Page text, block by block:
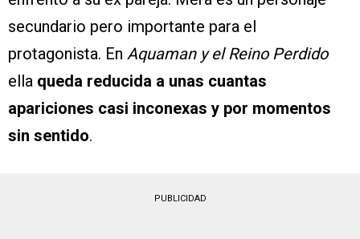
secundario pero importante para el
protagonista. En Aquaman y el Reino Perdido
ella queda reducida a unas cuantas
apariciones casi inconexas y por momentos
sin sentido.
PUBLICIDAD